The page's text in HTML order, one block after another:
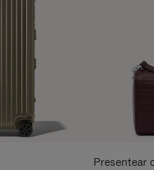
Presentear